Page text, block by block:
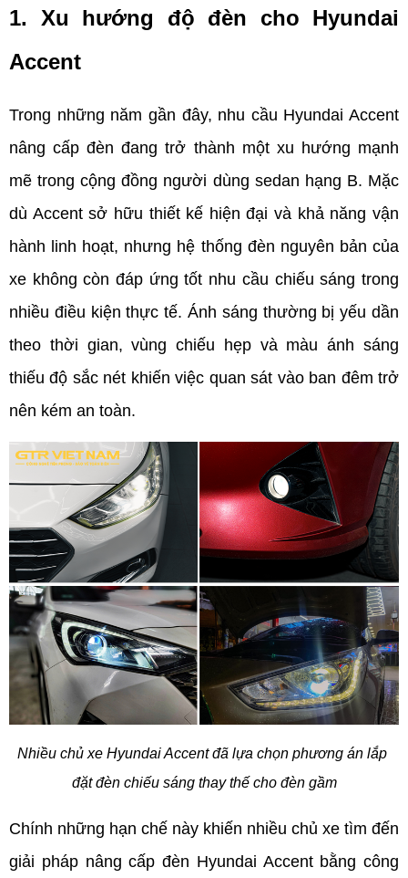
1. Xu hướng độ đèn cho Hyundai
Accent
Trong những năm gần đây, nhu cầu Hyundai Accent
nâng cấp đèn đang trở thành một xu hướng mạnh
mẽ trong cộng đồng người dùng sedan hạng B. Mặc
dù Accent sở hữu thiết kế hiện đại và khả năng vận
hành linh hoạt, nhưng hệ thống đèn nguyên bản của
xe không còn đáp ứng tốt nhu cầu chiếu sáng trong
nhiều điều kiện thực tế. Ánh sáng thường bị yếu dần
theo thời gian, vùng chiếu hẹp và màu ánh sáng
thiếu độ sắc nét khiến việc quan sát vào ban đêm trở
nên kém an toàn.
Nhiều chủ xe Hyundai Accent đã lựa chọn phương án lắp
đặt đèn chiếu sáng thay thế cho đèn gầm
Chính những hạn chế này khiến nhiều chủ xe tìm đến
giải pháp nâng cấp đèn Hyundai Accent bằng công